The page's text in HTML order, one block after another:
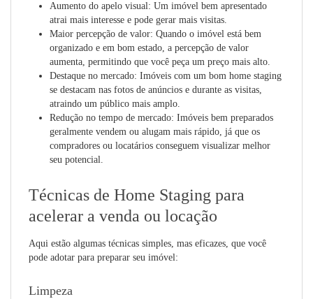
Aumento do apelo visual: Um imóvel bem apresentado
atrai mais interesse e pode gerar mais visitas.
Maior percepção de valor: Quando o imóvel está bem
organizado e em bom estado, a percepção de valor
aumenta, permitindo que você peça um preço mais alto.
Destaque no mercado: Imóveis com um bom home staging
se destacam nas fotos de anúncios e durante as visitas,
atraindo um público mais amplo.
Redução no tempo de mercado: Imóveis bem preparados
geralmente vendem ou alugam mais rápido, já que os
compradores ou locatários conseguem visualizar melhor
seu potencial.
Técnicas de Home Staging para
acelerar a venda ou locação
Aqui estão algumas técnicas simples, mas eficazes, que você
pode adotar para preparar seu imóvel:
Limpeza